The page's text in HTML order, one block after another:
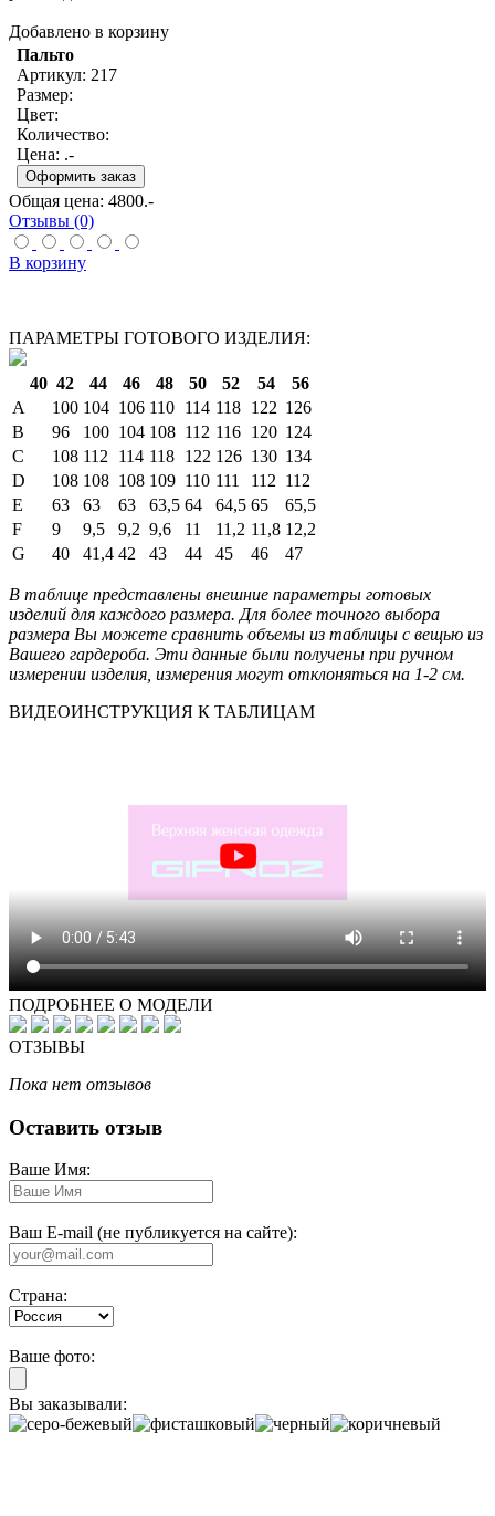
Добавлено в корзину
Пальто
Артикул: 217
Размер:
Цвет:
Количество:
Цена: .-
Общая цена: 4800.-
Отзывы (0)
В корзину
ПАРАМЕТРЫ ГОТОВОГО ИЗДЕЛИЯ:
40 42 44 46 48 50 52 54
56
A
100 104 106 110 114 118 122 126
B
96 100 104 108 112 116 120 124
C
108 112 114 118 122 126 130 134
D
108 108 108 109 110 111 112 112
E
63 63 63 63,5 64 64,5 65
65,5
F
9 9,5 9,2 9,6 11 11,2 11,8 12,2
G
40 41,4 42 43 44 45 46 47
В таблице представлены внешние параметры готовых
изделий для каждого размера. Для более точного выбора
размера Вы можете сравнить объемы из таблицы с вещью из
Вашего гардероба. Эти данные были получены при ручном
измерении изделия, измерения могут отклоняться на 1-2 см.
ВИДЕОИНСТРУКЦИЯ К ТАБЛИЦАМ
ПОДРОБНЕЕ О МОДЕЛИ
ОТЗЫВЫ
Пока нет отзывов
Оставить отзыв
Ваше Имя:
Ваш E-mail (не публикуется на сайте):
Страна:
Ваше фото:
Вы заказывали: